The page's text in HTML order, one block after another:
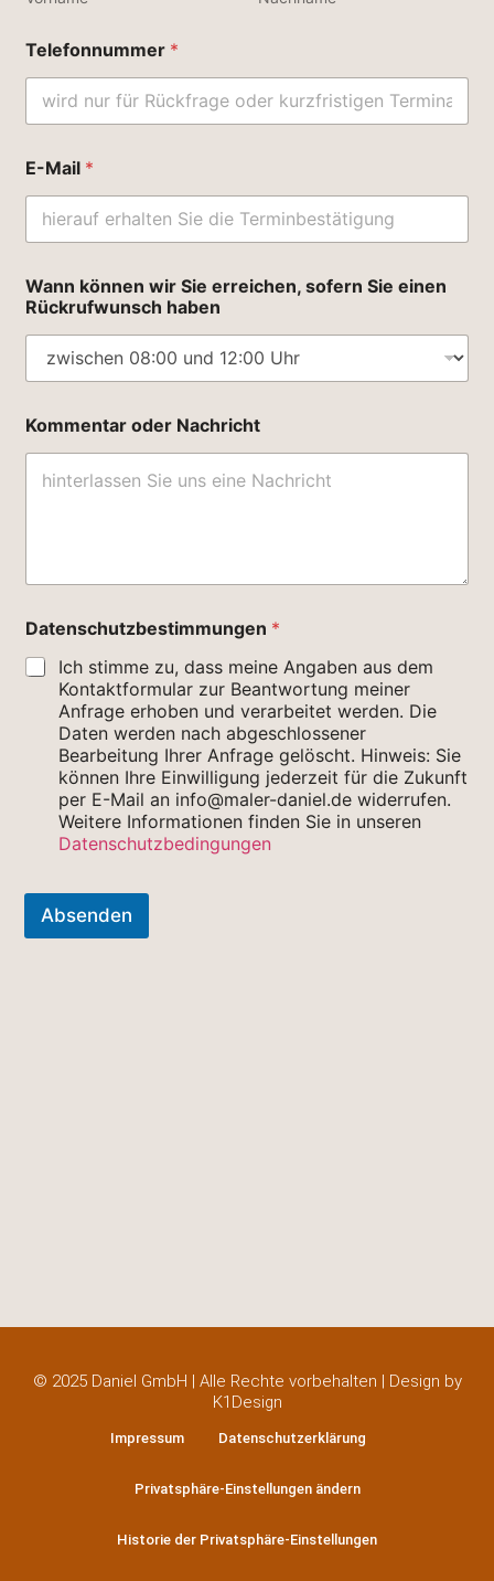
Telefonnummer *
E-Mail *
i
e
e
n
N
a
Wann können wir Sie erreichen, sofern Sie einen
Rückrufwunsch haben
Kommentar oder Nachricht
Datenschutzbestimmungen *
Ich stimme zu, dass meine Angaben aus dem
Kontaktformular zur Beantwortung meiner
Anfrage erhoben und verarbeitet werden. Die
Daten werden nach abgeschlossener
Bearbeitung Ihrer Anfrage gelöscht. Hinweis: Sie
können Ihre Einwilligung jederzeit für die Zukunft
per E-Mail an info@maler-daniel.de widerrufen.
Weitere Informationen finden Sie in unseren
Datenschutzbedingungen
Absenden
© 2025 Daniel GmbH | Alle Rechte vorbehalten | Design by
K1Design
Impressum Datenschutzerklärung
Privatsphäre-Einstellungen ändern
Historie der Privatsphäre-Einstellungen